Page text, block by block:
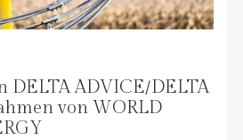
DELTA ADVICE/DELTA
von WORLD